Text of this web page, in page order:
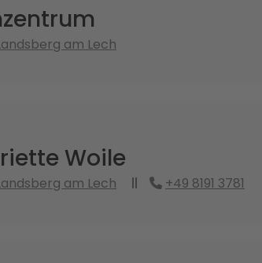
am Lech
Woile
am Lech +49 8191 3781